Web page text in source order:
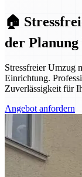
🏠
der
Stressfreier Umzug
Einrichtung.
Zuverlässigkeit für
Angebot anfordern